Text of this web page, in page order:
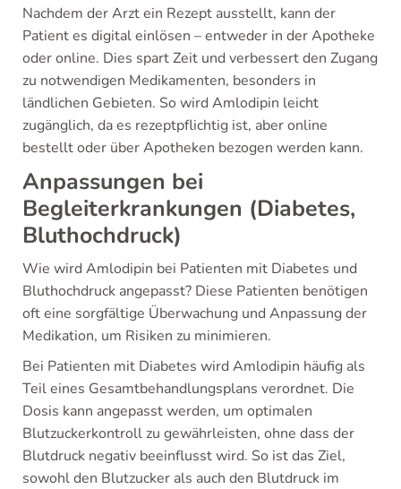
Nachdem der Arzt ein Rezept ausstellt, kann der
Patient es digital einlösen – entweder in der Apotheke
oder online. Dies spart Zeit und verbessert den Zugang
zu notwendigen Medikamenten, besonders in
ländlichen Gebieten. So wird Amlodipin leicht
zugänglich, da es rezeptpflichtig ist, aber online
bestellt oder über Apotheken bezogen werden kann.
Anpassungen bei
Begleiterkrankungen (Diabetes,
Bluthochdruck)
Wie wird Amlodipin bei Patienten mit Diabetes und
Bluthochdruck angepasst? Diese Patienten benötigen
oft eine sorgfältige Überwachung und Anpassung der
Medikation, um Risiken zu minimieren.
Bei Patienten mit Diabetes wird Amlodipin häufig als
Teil eines Gesamtbehandlungsplans verordnet. Die
Dosis kann angepasst werden, um optimalen
Blutzuckerkontroll zu gewährleisten, ohne dass der
Blutdruck negativ beeinflusst wird. So ist das Ziel,
sowohl den Blutzucker als auch den Blutdruck im